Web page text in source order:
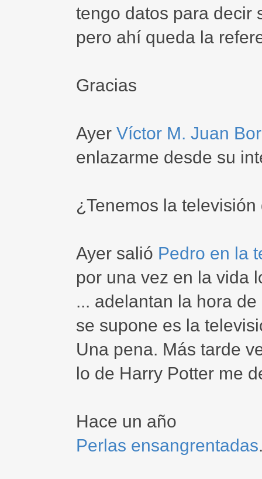
tengo datos para decir
pero ahí queda la
Gracias
Ayer Víctor M. Juan
enlazarme desde su
¿Tenemos la
Ayer salió Pedro en la
por una vez en la vida
... adelantan la hora
se supone es la
Una pena. Más tarde
lo de Harry Potter me
Hace un año
Perlas ensangrentadas